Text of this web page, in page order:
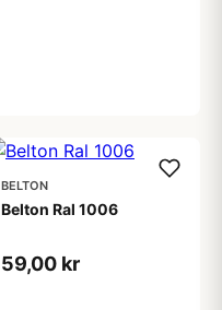
BELTON
Belton Ral 1006
59,00 kr